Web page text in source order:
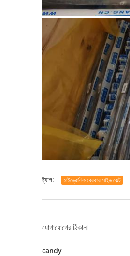
ট্যাগ: হাইড্রোলিক ব্রেকার সাইড বোল্ট
যোগাযোগের ঠিকানা
candy